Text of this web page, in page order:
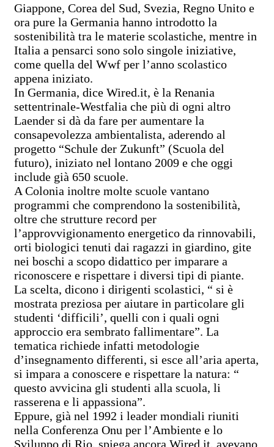
Giappone, Corea del Sud, Svezia, Regno Unito e
ora pure la Germania hanno introdotto la
sostenibilità tra le materie scolastiche, mentre in
Italia a pensarci sono solo singole iniziative,
come quella del Wwf per l’anno scolastico
appena iniziato.
In Germania, dice Wired.it, è la Renania
settentrinale-Westfalia che più di ogni altro
Laender si dà da fare per aumentare la
consapevolezza ambientalista, aderendo al
progetto “Schule der Zukunft” (Scuola del
futuro), iniziato nel lontano 2009 e che oggi
include già 650 scuole.
A Colonia inoltre molte scuole vantano
programmi che comprendono la sostenibilità,
oltre che strutture record per
l’approvvigionamento energetico da rinnovabili,
orti biologici tenuti dai ragazzi in giardino, gite
nei boschi a scopo didattico per imparare a
riconoscere e rispettare i diversi tipi di piante.
La scelta, dicono i dirigenti scolastici, “ si è
mostrata preziosa per aiutare in particolare gli
studenti ‘difficili’, quelli con i quali ogni
approccio era sembrato fallimentare”. La
tematica richiede infatti metodologie
d’insegnamento differenti, si esce all’aria aperta,
si impara a conoscere e rispettare la natura: “
questo avvicina gli studenti alla scuola, li
rasserena e li appassiona”.
Eppure, già nel 1992 i leader mondiali riuniti
nella Conferenza Onu per l’Ambiente e lo
Sviluppo di Rio, spiega ancora Wired.it, avevano